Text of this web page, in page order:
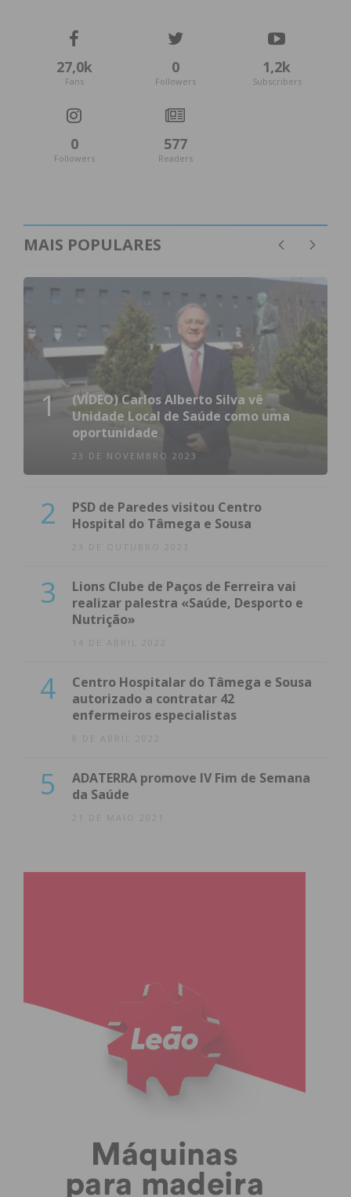
27,0k
Fans
0
Followers
1,2k
Subscribers
0
Followers
577
Readers
MAIS POPULARES
1
(VÍDEO) Carlos Alberto Silva vê
Unidade Local de Saúde como uma
oportunidade
23 DE NOVEMBRO 2023
2
PSD de Paredes visitou Centro
Hospital do Tâmega e Sousa
23 DE OUTUBRO 2023
3
Lions Clube de Paços de Ferreira vai
realizar palestra «Saúde, Desporto e
Nutrição»
14 DE ABRIL 2022
4
Centro Hospitalar do Tâmega e Sousa
autorizado a contratar 42
enfermeiros especialistas
8 DE ABRIL 2022
5
ADATERRA promove IV Fim de Semana
da Saúde
21 DE MAIO 2021